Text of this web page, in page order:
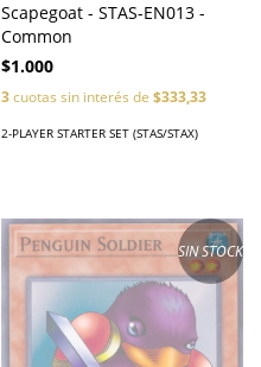
Scapegoat - STAS-EN013 -
Common
$1.000
3cuotas sin interés de $333,33
2-PLAYER STARTER SET (STAS/STAX)
SIN STOCK